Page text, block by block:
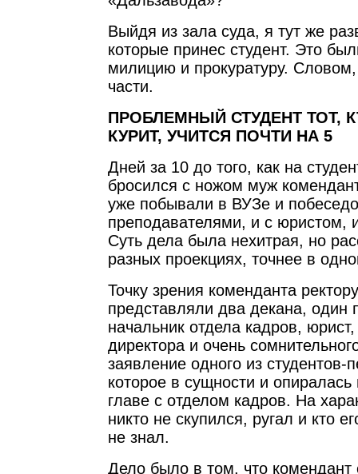
Выйдя из зала суда, я тут же
которые принес студент. Это
милицию и прокуратуру.
части.
ПРОБЛЕМНЫЙ СТУДЕНТ ТОТ,
КУРИТ, УЧИТСЯ ПОЧТИ НА 5
Дней за 10 до того, как на
бросился с ножом муж
уже побывали в ВУЗе и
преподавателями, и с юристом,
Суть дела была нехитрая, но
разных проекциях, точнее в
Точку зрения коменданта
представляли два декана, один
начальник отдела кадров, юрист,
директора и очень
заявление одного из студентов-
которое в сущности и опиралась
главе с отделом кадров. На
никто не скупился, ругал и кто
не знал.
Дело было в том, что комендант